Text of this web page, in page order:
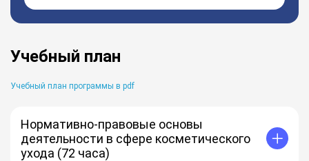
Учебный план
Учебный план программы в pdf
Нормативно-правовые основы
деятельности в сфере косметического
ухода (72 часа)